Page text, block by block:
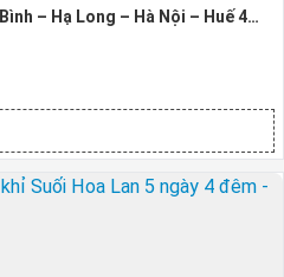
– Hạ Long – Hà Nội – Huế 4